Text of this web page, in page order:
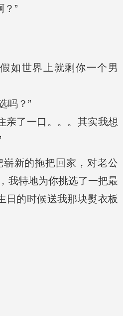
？”
如世界上就剩你一个男
吗？”
亲了一口。。。其实我想
新的拖把回家，对老公
我特地为你挑选了一把最
日的时候送我那块熨衣板